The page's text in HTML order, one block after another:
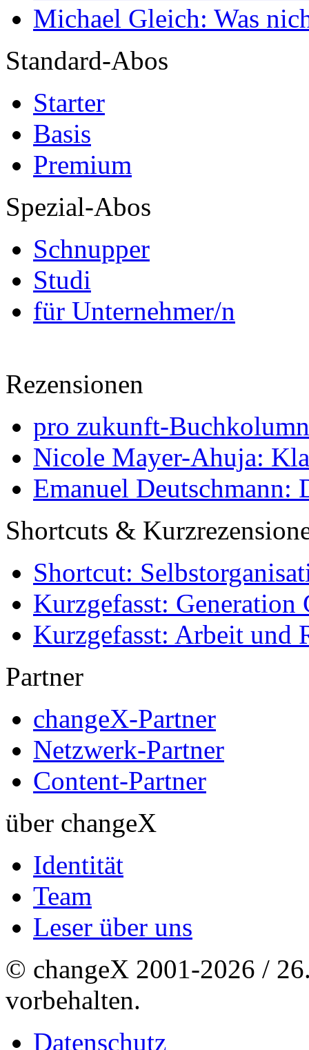
Michael Gleich: Was
Standard-Abos
Starter
Basis
Premium
Spezial-Abos
Schnupper
Studi
für Unternehmer/n
Rezensionen
pro zukunft-
Nicole Mayer-Ahuja:
Emanuel Deutschmann:
Shortcuts &
Shortcut:
Kurzgefasst: Generation
Kurzgefasst: Arbeit und
Partner
changeX-Partner
Netzwerk-Partner
Content-Partner
über changeX
Identität
Team
Leser über uns
© changeX 2001-2026 /
vorbehalten.
Datenschutz